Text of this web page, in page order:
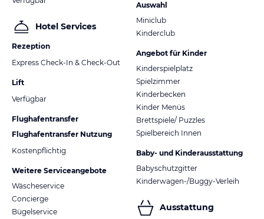
Hotel Services
Rezeption
Express Check-In & Check-Out
Lift
Verfügbar
Flughafentransfer
Flughafentransfer Nutzung
Kostenpflichtig
Weitere Serviceangebote
Wäscheservice
Concierge
Bügelservice
Auswahl
Miniclub
Kinderclub
Angebot für Kinder
Kinderspielplatz
Spielzimmer
Kinderbecken
Kinder Menüs
Brettspiele/ Puzzles
Spielbereich Innen
Baby- und Kinderausstattung
Babyschutzgitter
Kinderwagen-/Buggy-Verleih
Ausstattung